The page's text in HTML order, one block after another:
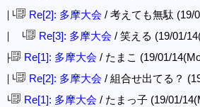
│└ Re[2]: 多摩大会 / 考えても無駄 (19/
│ └ Re[3]: 多摩大会 / 笑える (19/01/
├ Re[1]: 多摩大会 / たまこ (19/01/
│└ Re[2]: 多摩大会 / 組合せ出てる？
└ Re[1]: 多摩大会 / たまっ子 (19/01/